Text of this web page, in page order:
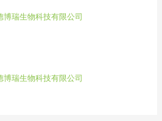
博瑞生物科技有限公司
博瑞生物科技有限公司